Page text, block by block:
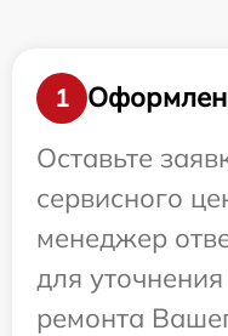
1
Оставьте
сервисного
менеджер
для
ремонта